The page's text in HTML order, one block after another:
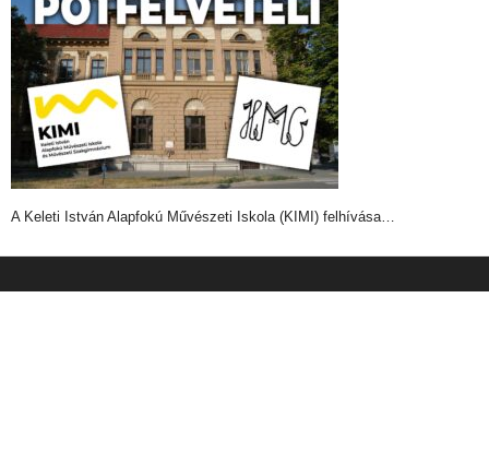
A Keleti István Alapfokú Művészeti Iskola (KIMI) felhívása…